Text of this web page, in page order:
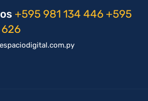
+595 981 134 446 +595